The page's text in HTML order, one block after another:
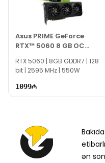
Asus PRIME GeForce
RTX™ 5060 8 GB OC
90YV0N10-M0NA00
RTX 5060 | 8GB GDDR7 | 128
bit | 2595 MHz | 550W
1099
ən